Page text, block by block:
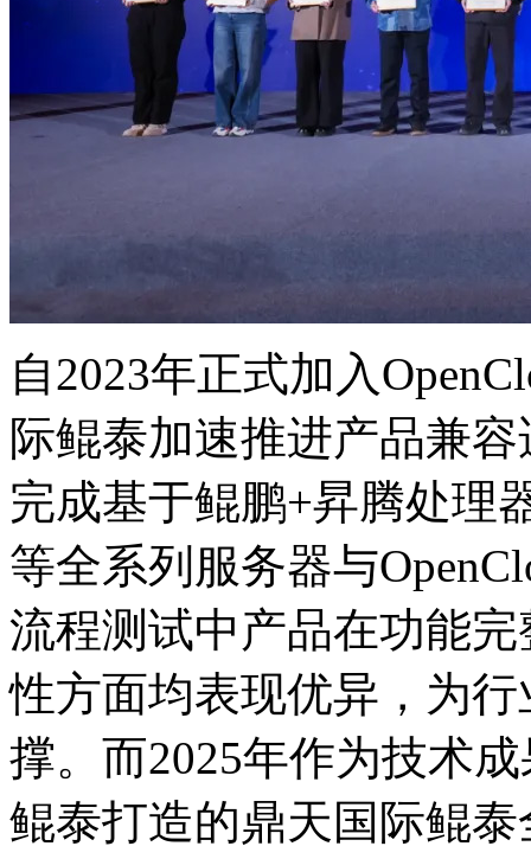
自2023年正式加入
际鲲泰加速推进产品兼容
完成基于鲲鹏+昇腾处
等全系列服务器与
流程测试中产品在功能完
性方面均表现优异，
撑。而2025年作为技术成
鲲泰打造的鼎天国际鲲